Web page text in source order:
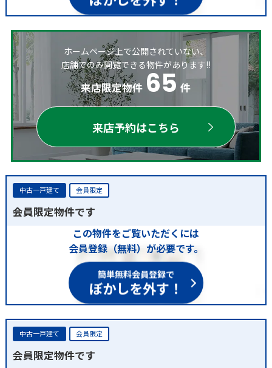
ホームページ上で公開されていない、
店舗でのみ閲覧できる物件があります!!
来店限定物件 65 件
来店予約はこちら
中古一戸建て 会員限定
会員限定物件です
この物件をご覧いただくには
会員登録（無料）が必要です。
簡単無料会員登録で
ぼかしを外す！
中古一戸建て 会員限定
会員限定物件です